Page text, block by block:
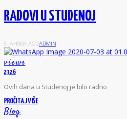
RADOVI U STUDENOJ
6 JAHREN AGOADMIN
views
2326
Ovih dana u Studenoj je bilo radno
PROČITAJ VIŠE
Blog